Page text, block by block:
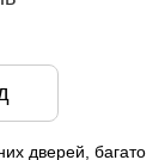
дверей, багато